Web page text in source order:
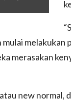
melakukan
merasakan
new